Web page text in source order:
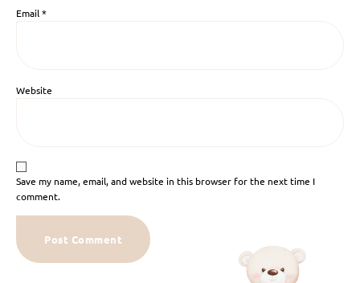
Email*
Website
Save my name, email, and website in this browser for the next time I
comment.